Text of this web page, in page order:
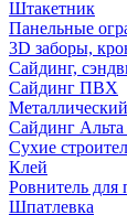
Штакетник
Панельные
3D заборы,
Cайдинг,
Сайдинг ПВХ
Сайдинг
Сухие
Клей
Ровнитель для
Шпатлевка